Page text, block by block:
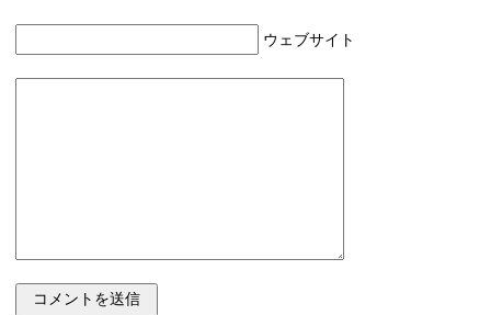
ウェブサイト